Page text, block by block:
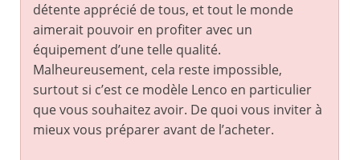
détente apprécié de tous, et tout le monde
aimerait pouvoir en profiter avec un
équipement d’une telle qualité.
Malheureusement, cela reste impossible,
surtout si c’est ce modèle Lenco en particulier
que vous souhaitez avoir. De quoi vous inviter à
mieux vous préparer avant de l’acheter.